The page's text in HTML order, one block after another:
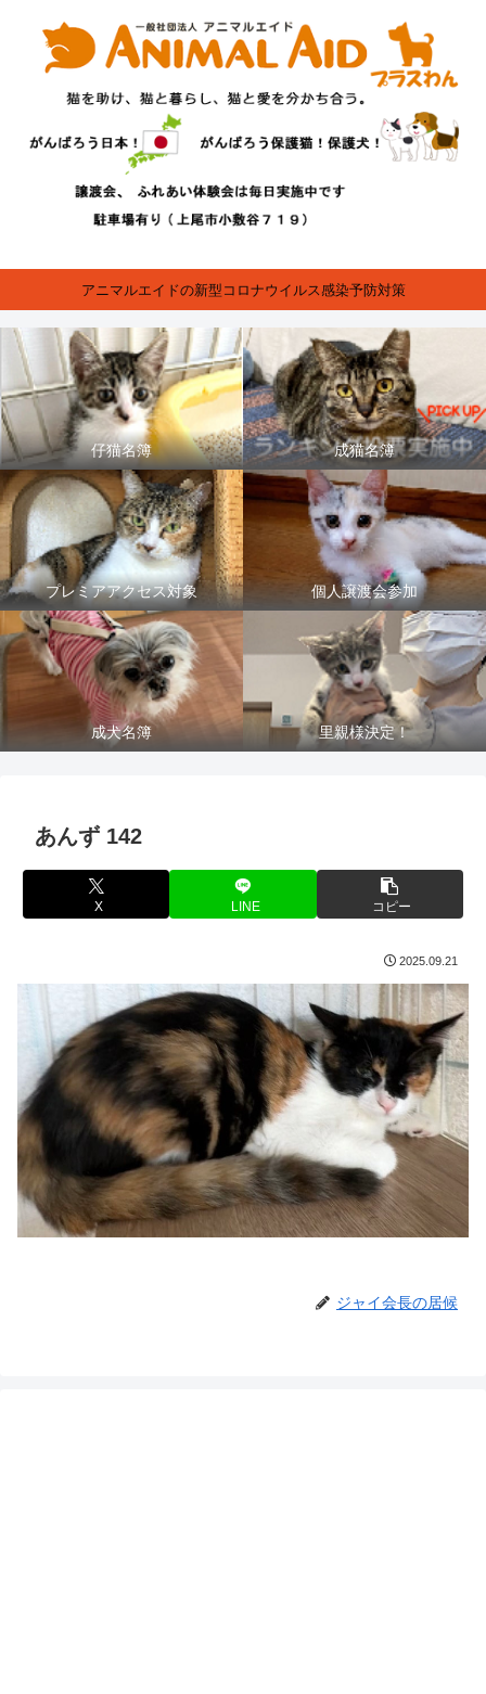
アニマルエイドの新型コロナウイルス感染予防対策
仔猫名簿 成猫名簿
プレミアアクセス対象 個人譲渡会参加
成犬名簿 里親様決定！
あんず 142
X LINE コピー
2025.09.21
ジャイ会長の居候